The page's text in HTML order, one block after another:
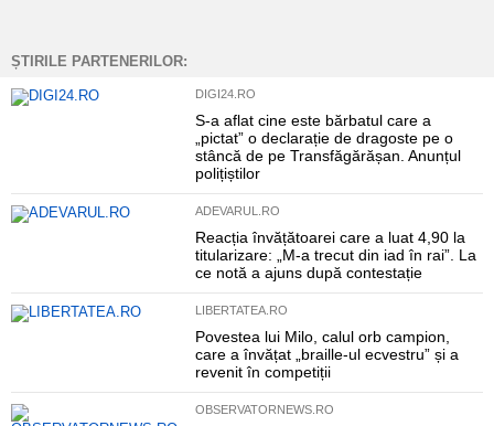
ȘTIRILE PARTENERILOR:
DIGI24.RO
S-a aflat cine este bărbatul care a
„pictat” o declarație de dragoste pe o
stâncă de pe Transfăgărășan. Anunțul
polițiștilor
ADEVARUL.RO
Reacția învățătoarei care a luat 4,90 la
titularizare: „M-a trecut din iad în rai”. La
ce notă a ajuns după contestație
LIBERTATEA.RO
Povestea lui Milo, calul orb campion,
care a învățat „braille-ul ecvestru” și a
revenit în competiții
OBSERVATORNEWS.RO